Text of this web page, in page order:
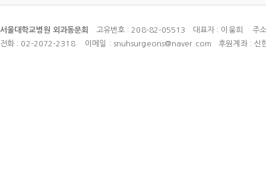
서울대학교병원 외과동문회
고유번호 : 208-82-05513 대표자 : 이웅희 주소 :
전화 : 02-2072-2318 이메일 : snuhsurgeons@naver.com 후원계좌 : 신한